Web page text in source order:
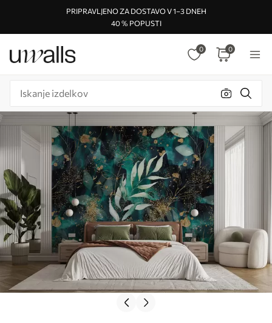
PRIPRAVLJENO ZA DOSTAVO V 1–3 DNEH
40 % POPUSTI
0 0